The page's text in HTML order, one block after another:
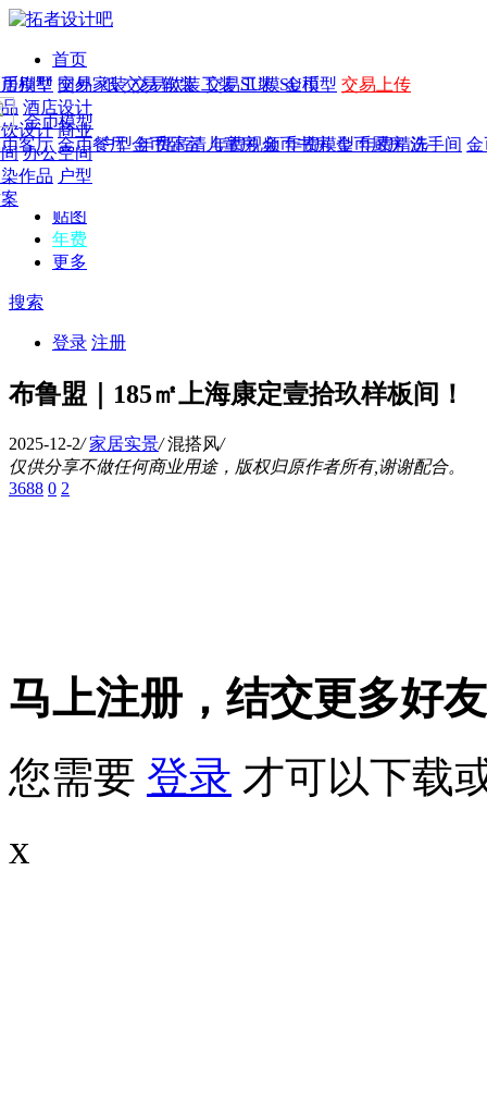
首页
发现
年费 作品 图纸 交易 软装 工装 SU模 金币
年费版块
费图纸 年费户型 年费高清 年费视频 年费模型 年费精选
作品
别墅 国外
酒店设计
设计 商业
办公空间
作品 户型
模型
模型 交易家装 交易软装 交易工装 SU模型 交易上传
金币模型
客厅 金币餐厅 金币卧室 儿童房 金币书房 金币厨房 洗手间 金
CAD
概念
贴图
年费
更多
搜索
登录 注册
布鲁盟｜185㎡上海康定壹拾玖样板间！
2025-12-2/ 家居实景/ 混搭风/
仅供分享不做任何商业用途，版权归原作者所有,谢谢配合。
3688 0 2
马上注册，结交更多好
您需要 登录 才可以下载
x